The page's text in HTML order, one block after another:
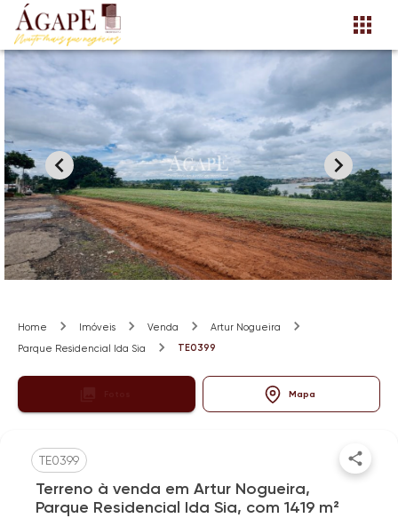
Home Imóveis Venda
Artur Nogueira
Parque Residencial Ida Sia
TE0399
Mapa
TE0399
Terreno à venda em Artur Nogueira,
Parque Residencial Ida Sia, com 1419 m²